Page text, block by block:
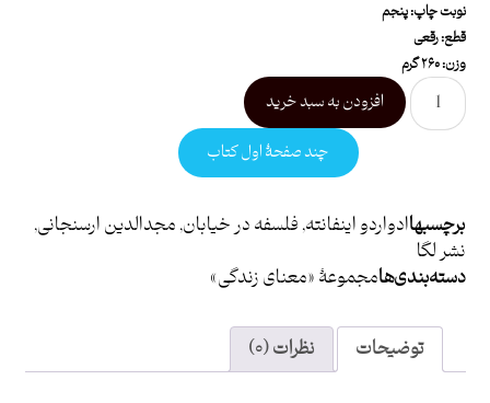
نوبت چاپ: پنجم
قطع: رقعی
وزن: ۲۶۰ گرم
افزودن به سبد خرید
چند صفحۀ اول کتاب
برچسبهاادواردو اینفانته,فلسفه در خیابان,مجدالدین ارسنجانی,
نشر لگا
دسته بندی هامجموعۀ «معنای زندگی»
توضیحات نظرات (۰)